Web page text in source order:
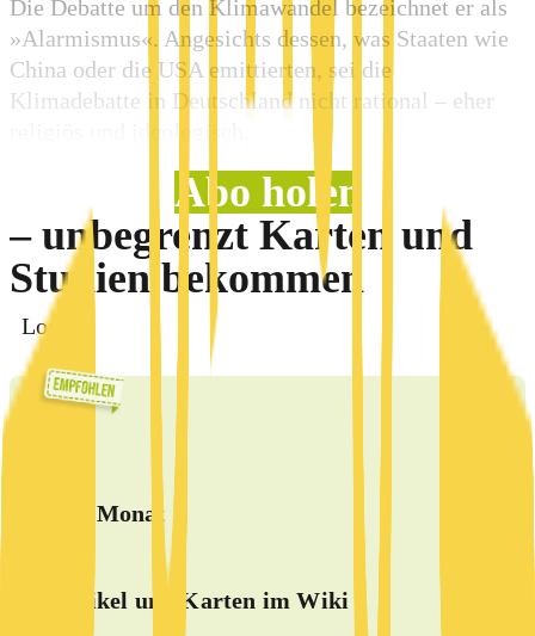
Die Debatte um den Klimawandel bezeichnet er als
»Alarmismus«. Angesichts dessen, was Staaten wie
China oder die USA emittierten, sei die
Klimadebatte in Deutschland nicht rational – eher
Abo holen
– unbegrenzt Karten und
Studien bekommen
/Monat
alle Artikel und Karten im Wiki
Login